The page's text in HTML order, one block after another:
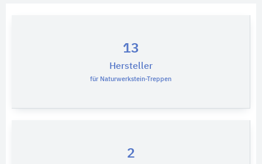
13
Hersteller
für Naturwerkstein-Treppen
2